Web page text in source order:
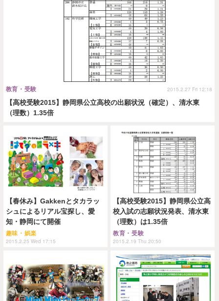
【高校受験2015】静岡県公立高校の出願状況（確定）、清水東
（理数）1.35倍
教育・受験 2015.2.27 Fri 12:18
【春休み】Gakkenとタカラッ
シュによるリアル宝探し、愛
知・静岡にて開催
趣味・娯楽
2015.2.25 Wed 17:15
【高校受験2015】静岡県公立高
校入試の志願状況発表、清水東
（理数）は1.35倍
教育・受験
2015.2.19 Thu 20:50